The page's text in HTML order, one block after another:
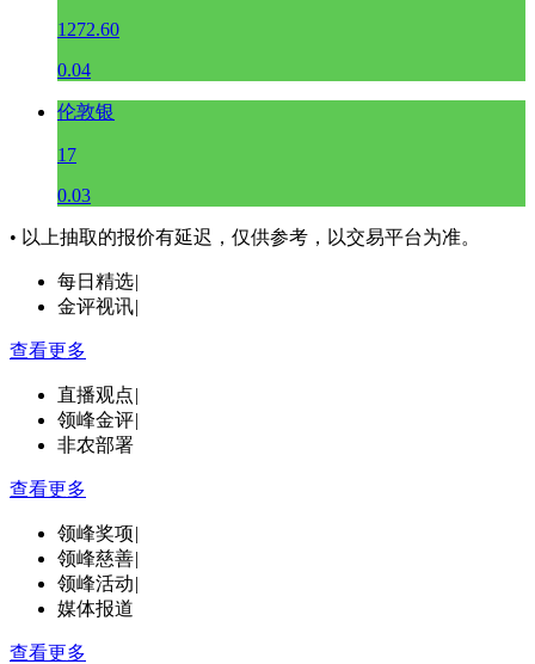
1272.60
0.04
伦敦银
17
0.03
• 以上抽取的报价有延迟，仅供参考，以交易平台为准。
每日精选|
金评视讯|
查看更多
直播观点|
领峰金评|
非农部署
查看更多
领峰奖项|
领峰慈善|
领峰活动|
媒体报道
查看更多